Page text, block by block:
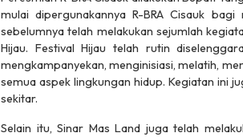
mulai dipergunakannya R-BRA Cisauk
sebelumnya telah melakukan sejumlah
Hijau. Festival Hijau telah rutin
mengkampanyekan, menginisiasi, melatih,
semua aspek lingkungan hidup. Kegiatan ini
sekitar.
Selain itu, Sinar Mas Land juga telah